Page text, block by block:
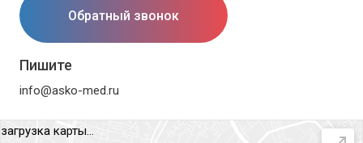
Обратный звонок
Пишите
info@asko-med.ru
загрузка карты...